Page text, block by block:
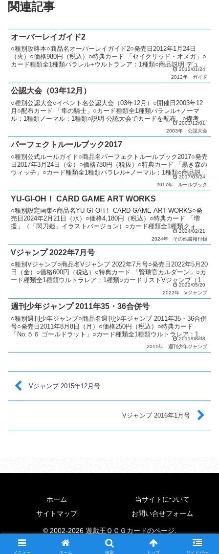
関連記事
オーバーレイガイド2
○種別攻略本○商品名オーバーレイガイド2○発売日2012年1月24日
（火）○価格980円（税込）○特典カード 「セイクリッド・オメガ」○
カード種類全1種類パラレル+ウルトラレア：1種類○商品説明 デュエ
2012/01/24
2012年
ガイド
公認大会（03年12月）
○種別公認大会○イベント名公認大会（03年12月）○開催日2003年12
月○配布カード 「隼の騎士」○カード種類全1種類パラレル+ノーマ
ル：1種類ノーマル：1種類○説明 公認大会でカードを配布。○備考 毎
2003/12/01
2003年
公認大会
パーフェクトルールブック2017
○種別公式ルールガイド○商品名パーフェクトルールブック2017○発売
日2017年3月24日（金）○価格780円（税抜）○特典カード 「黒き森の
ウィッチ」○カード種類全1種類パラレル+ノーマル：1種類○商品説明
2017/03/24
2017年
ルールブック
YU-GI-OH！ CARD GAME ART WORKS
○種別設定画集○商品名YU-GI-OH！ CARD GAME ART WORKS○発
売日2024年2月21日（水）○価格4,180円（税込）○特典カード 「増
援」（「閃刀姫」イラストバージョン）○カード種類全1種類クォー
2024/02/21
2024年
その他書籍付録
Vジャンプ 2022年7月号
○種別Vジャンプ○商品名Vジャンプ 2022年7月号○発売日2022年5月20
日（金）○価格600円（税込）○特典カード 「賢瑞官カルダーン」○カ
ード種類全1種類ウルトラレア：1種類○カードリストVジャンプ（11
2022/05/20
2022年
Vジャンプ
週刊少年ジャンプ 2011年35・36合併号
○種別週刊少年ジャンプ○商品名週刊少年ジャンプ 2011年35・36合併
号○発売日2011年8月8日（月）○価格250円（税込）○特典カード
「No.５６ ゴールドラット」○カード種類全1種類ウルトラレア：1種
2011/08/08
2011年
週刊少年ジャンプ
Vジャンプ 2015年12月号
Vジャンプ 2016年1月号
ホーム
当サイトについて
サイトマップ
お問い合せフォーム
© 2002-2026 遊戯王ＯＣＧカードのページ.
メニュー ホーム 検索 トップ サイドバー